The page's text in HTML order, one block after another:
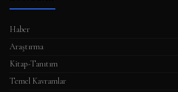
Haber
Araştırma
Kitap-Tanıtım
Temel Kavramlar